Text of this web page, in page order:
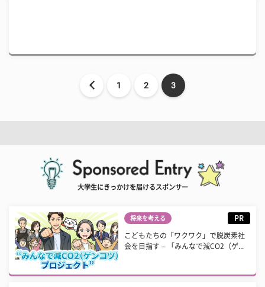
1 2 3
大学生にきっかけを届けるスポンサー
将来を考える PR
こどもたちの「ワクワク」で脱炭素社
会を目指す – 「みんなで減CO2（ゲ...